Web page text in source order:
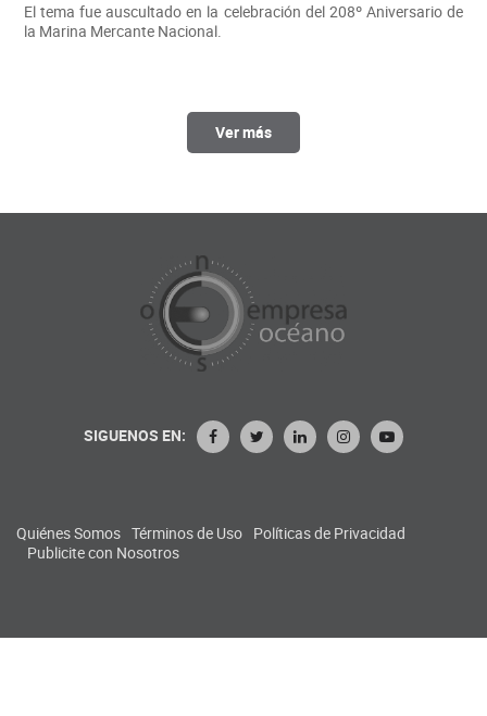
El tema fue auscultado en la celebración del 208º Aniversario de
la Marina Mercante Nacional.
Ver más
SIGUENOS EN:
Quiénes Somos Términos de Uso Políticas de Privacidad
Publicite con Nosotros